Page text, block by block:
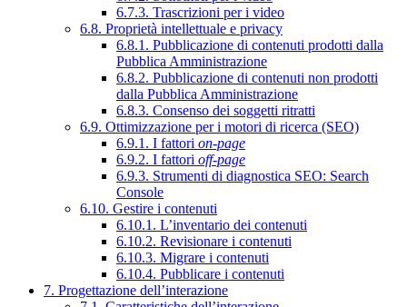
6.7.3. Trascrizioni per i video
6.8. Proprietà intellettuale e privacy
6.8.1. Pubblicazione di contenuti prodotti dalla
Pubblica Amministrazione
6.8.2. Pubblicazione di contenuti non prodotti
dalla Pubblica Amministrazione
6.8.3. Consenso dei soggetti ritratti
6.9. Ottimizzazione per i motori di ricerca (SEO)
6.9.1. I fattori on-page
6.9.2. I fattori off-page
6.9.3. Strumenti di diagnostica SEO: Search
Console
6.10. Gestire i contenuti
6.10.1. L’inventario dei contenuti
6.10.2. Revisionare i contenuti
6.10.3. Migrare i contenuti
6.10.4. Pubblicare i contenuti
7. Progettazione dell’interazione